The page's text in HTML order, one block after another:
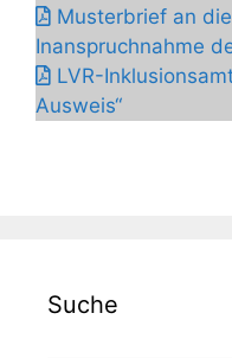
Musterbrief an
Inanspruchnahme
LVR-
Ausweis“
Suche